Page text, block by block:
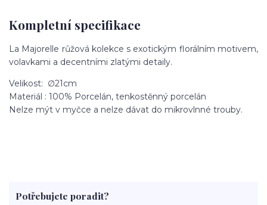
Kompletní specifikace
La Majorelle růžová kolekce s exotickým florálním motivem,
volavkami a decentními zlatými detaily.
Velikost: ∅21cm
Materiál : 100% Porcelán, tenkostěnný porcelán
Nelze mýt v myčce a nelze dávat do mikrovlnné trouby.
Potřebujete poradit?